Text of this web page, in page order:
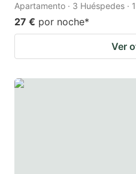
Apartamento · 3 Huéspedes ·
27 € por noche*
Ver